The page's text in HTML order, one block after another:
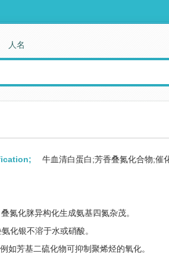
牛血清白蛋白;芳香叠氮化合物;催
氮化脒异构化生成氨基四氮杂茂。
化银不溶于水或硝酸。
例如芳基二硫化物可抑制聚烯烃的氧化。
人名